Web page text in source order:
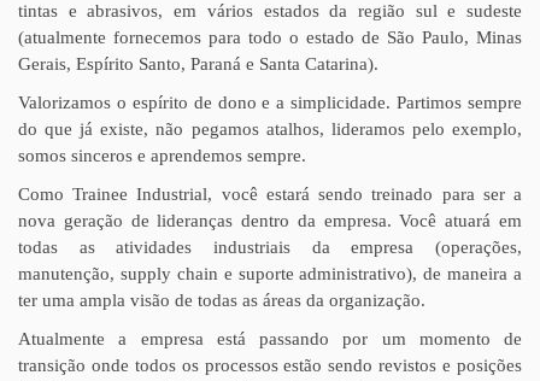
tintas e abrasivos, em vários estados da região sul e sudeste
(atualmente fornecemos para todo o estado de São Paulo, Minas
Gerais, Espírito Santo, Paraná e Santa Catarina).
Valorizamos o espírito de dono e a simplicidade. Partimos sempre
do que já existe, não pegamos atalhos, lideramos pelo exemplo,
somos sinceros e aprendemos sempre.
Como Trainee Industrial, você estará sendo treinado para ser a
nova geração de lideranças dentro da empresa. Você atuará em
todas as atividades industriais da empresa (operações,
manutenção, supply chain e suporte administrativo), de maneira a
ter uma ampla visão de todas as áreas da organização.
Atualmente a empresa está passando por um momento de
transição onde todos os processos estão sendo revistos e posições